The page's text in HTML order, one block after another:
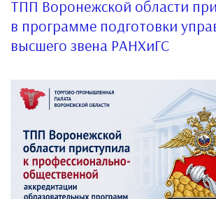
ТПП Воронежской области
в программе подготовки
высшего звена РАНХиГС